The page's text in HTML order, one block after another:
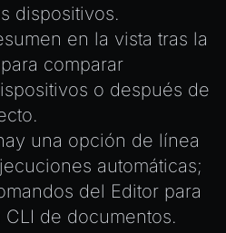
dispositivos.
en la vista tras la
comparar
o después de
una opción de línea
automáticas;
del Editor para
CLI de documentos.